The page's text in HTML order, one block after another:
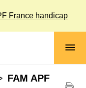
France handicap
FAM APF